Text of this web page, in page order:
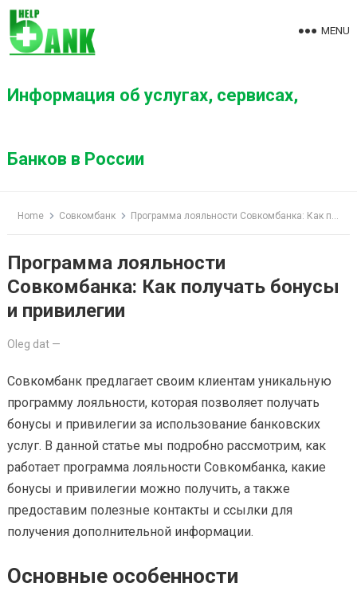
Информация об услугах, сервисах,
Банков в России
MENU
Home Совкомбанк Программа лояльности Совкомбанка: Как получать бонусы и привилегии
Программа лояльности
Совкомбанка: Как получать бонусы
и привилегии
Oleg dat—
Совкомбанк предлагает своим клиентам уникальную
программу лояльности, которая позволяет получать
бонусы и привилегии за использование банковских
услуг. В данной статье мы подробно рассмотрим, как
работает программа лояльности Совкомбанка, какие
бонусы и привилегии можно получить, а также
предоставим полезные контакты и ссылки для
получения дополнительной информации.
Основные особенности